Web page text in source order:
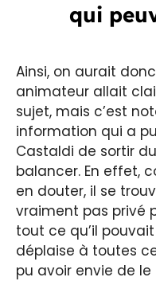
qui
Ainsi, on aurait
animateur allait
sujet, mais c’est
information qui a
Castaldi de sortir
balancer. En effet,
en douter, il se
vraiment pas privé
tout ce qu’il
déplaise à toutes
pu avoir envie de